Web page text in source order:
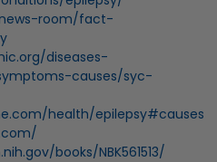
room/fact-
diseases-
causes/syc-
health/epilepsy#causes
books/NBK561513/